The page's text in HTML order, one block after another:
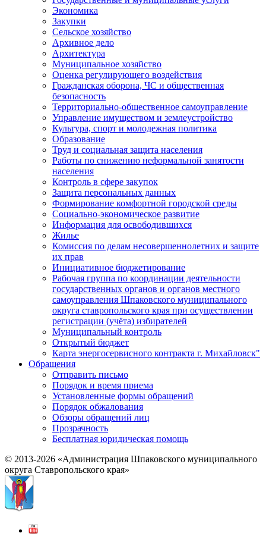
Экономика
Закупки
Сельское хозяйство
Архивное дело
Архитектура
Муниципальное хозяйство
Оценка регулирующего воздействия
Гражданская оборона, ЧС и общественная
безопасность
Территориально-общественное самоуправление
Управление имуществом и землеустройство
Культура, спорт и молодежная политика
Образование
Труд и социальная защита населения
Работы по снижению неформальной занятости
населения
Контроль в сфере закупок
Защита персональных данных
Формирование комфортной городской среды
Социально-экономическое развитие
Информация для освободившихся
Жилье
Комиссия по делам несовершеннолетних и защите
их прав
Инициативное бюджетирование
Рабочая группа по координации деятельности
государственных органов и органов местного
самоуправления Шпаковского муниципального
округа ставропольского края при осуществлении
регистрации (учёта) избирателей
Муниципальный контроль
Открытый бюджет
Карта энергосервисного контракта г. Михайловск"
Обращения
Отправить письмо
Порядок и время приема
Установленные формы обращений
Порядок обжалования
Обзоры обращений лиц
Прозрачность
Бесплатная юридическая помощь
© 2013-2026 «Администрация Шпаковского муниципального
округа Ставропольского края»